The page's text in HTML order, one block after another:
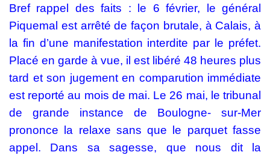
Bref rappel des faits : le 6 février, le général
Piquemal est arrêté de façon brutale, à Calais, à
la fin d’une manifestation interdite par le préfet.
Placé en garde à vue, il est libéré 48 heures plus
tard et son jugement en comparution immédiate
est reporté au mois de mai. Le 26 mai, le tribunal
de grande instance de Boulogne- sur-Mer
prononce la relaxe sans que le parquet fasse
appel. Dans sa sagesse, que nous dit la